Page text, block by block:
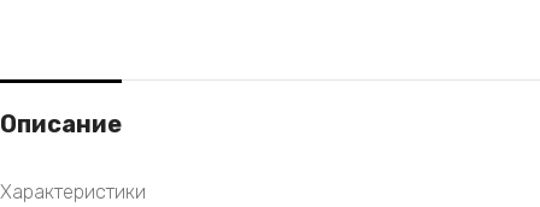
Описание
Характеристики